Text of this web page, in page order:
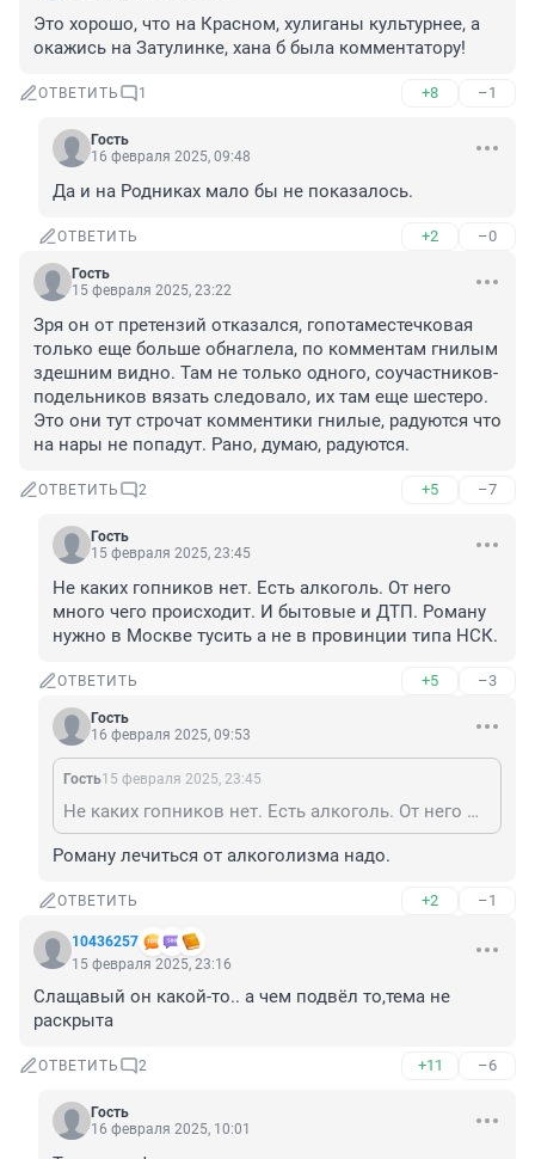
Это хорошо, что на Красном, хулиганы культурнее, а
окажись на Затулинке, хана б была комментатору!
ОТВЕТИТЬ 1 +8 –1
Гость
16 февраля 2025, 09:48
Да и на Родниках мало бы не показалось.
ОТВЕТИТЬ +2 –0
Гость
15 февраля 2025, 23:22
Зря он от претензий отказался, гопотаместечковая
только еще больше обнаглела, по комментам гнилым
здешним видно. Там не только одного, соучастников-
подельников вязать следовало, их там еще шестеро.
Это они тут строчат комментики гнилые, радуются что
на нары не попадут. Рано, думаю, радуются.
ОТВЕТИТЬ 2 +5 –7
Гость
15 февраля 2025, 23:45
Не каких гопников нет. Есть алкоголь. От него
много чего происходит. И бытовые и ДТП. Роману
нужно в Москве тусить а не в провинции типа НСК.
ОТВЕТИТЬ +5 –3
Гость
16 февраля 2025, 09:53
Гость15 февраля 2025, 23:45
Не каких гопников нет. Есть алкоголь. От него много чего происходит. И бытовые и ДТП. Роману нужно в Москве тусить а не в провинции типа НСК.
Роману лечиться от алкоголизма надо.
ОТВЕТИТЬ +2 –1
10436257
15 февраля 2025, 23:16
Слащавый он какой-то.. а чем подвёл то,тема не
раскрыта
ОТВЕТИТЬ 2 +11 –6
Гость
16 февраля 2025, 10:01